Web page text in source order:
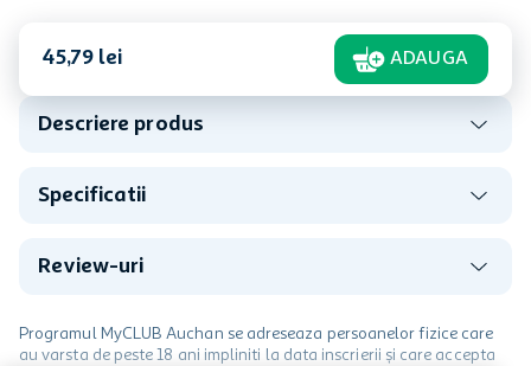
45,79 lei ADAUGA
Descriere produs
Specificatii
Review-uri
Programul MyCLUB Auchan se adreseaza persoanelor fizice care
au varsta de peste 18 ani impliniti la data inscrierii și care accepta